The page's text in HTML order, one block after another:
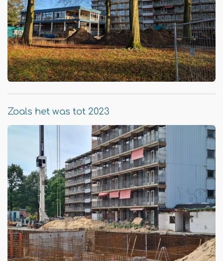
Zoals het was tot 2023